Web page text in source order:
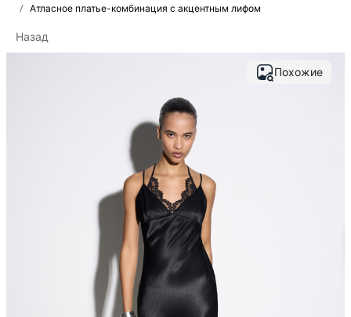
/ Атласное платье-комбинация с акцентным лифом
Назад
Похожие